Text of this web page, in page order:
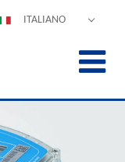
FRANÇAIS
ITALIANO